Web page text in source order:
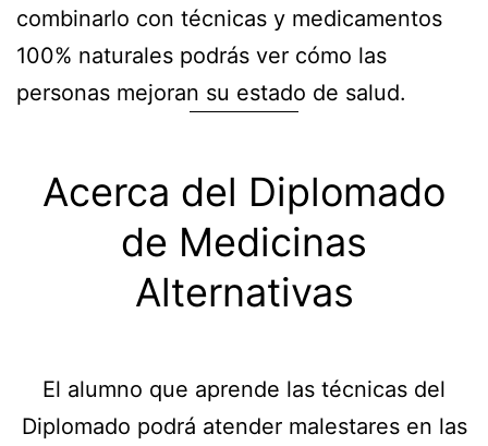
combinarlo con técnicas y medicamentos
100% naturales podrás ver cómo las
personas mejoran su estado de salud.
Acerca del Diplomado
de Medicinas
Alternativas
El alumno que aprende las técnicas del
Diplomado podrá atender malestares en las